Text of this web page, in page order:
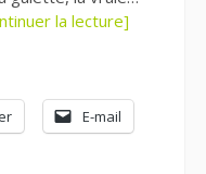
la lecture]
E-mail